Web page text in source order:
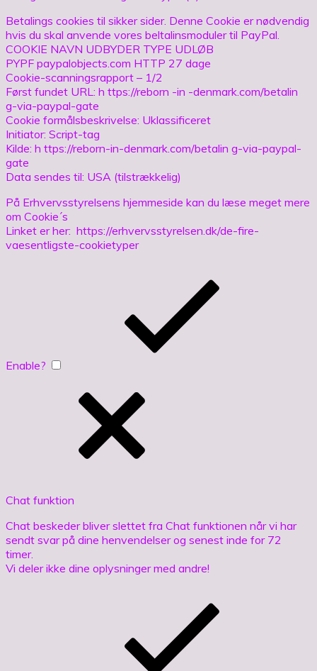
Betalings cookies til sikker sider. Denne Cookie er nødvendig
hvis du skal anvende vores beltalinsmoduler til PayPal.
COOKIE NAVN UDBYDER TYPE UDLØB
PYPF paypalobjects.com HTTP 27 dage
Cookie-scanningsrapport – 1/2
Først fundet URL: h ttps://reborn -in -denmark.com/betalin
g-via-paypal-gate
Cookie formålsbeskrivelse: Uklassificeret
Initiator: Script-tag
Kilde: h ttps://reborn-in-denmark.com/betalin g-via-paypal-
gate
Data sendes til: USA (tilstrækkelig)
På Erhvervsstyrelsens hjemmeside kan du læse meget mere
om Cookie´s
Linket er her: https://erhvervsstyrelsen.dk/de-fire-
vaesentligste-cookietyper
Enable?
Chat funktion
Chat beskeder bliver slettet fra Chat funktionen når vi har
sendt svar på dine henvendelser og senest inde for 72
timer.
Vi deler ikke dine oplysninger med andre!